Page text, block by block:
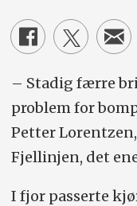
– Stadig færre
problem for
Petter
Fjellinjen, det
I fjor passerte